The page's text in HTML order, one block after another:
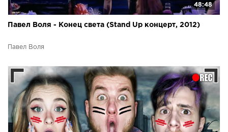
48:48
Павел Воля - Конец света (Stand Up концерт, 2012)
Павел Воля